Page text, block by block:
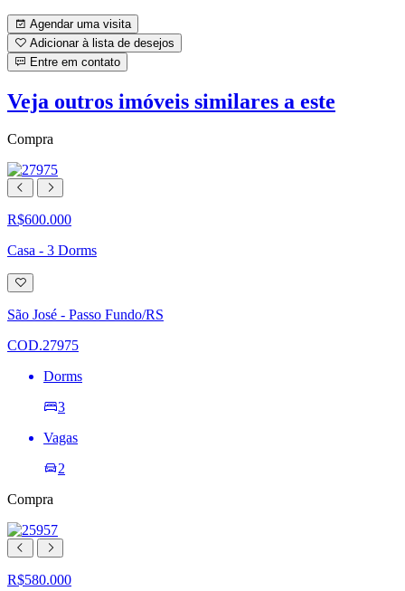
Agendar uma visita
Adicionar à lista de desejos
Entre em contato
Veja outros imóveis similares a este
Compra
R$600.000
Casa - 3 Dorms
Adicionar
à
lista
de
São José - Passo Fundo/RS
COD.27975
Dorms
3
Vagas
2
Compra
R$580.000